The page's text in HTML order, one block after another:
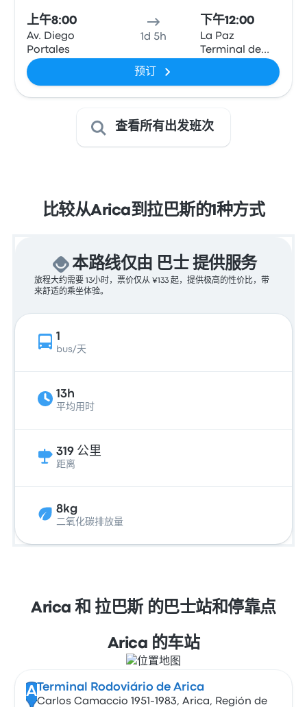
上午8:00
Av. Diego
Portales
1d 5h
下午12:00
La Paz
Terminal de
预订
查看所有出发班次
比较从Arica到拉巴斯的1种方式
本路线仅由 巴士 提供服务
旅程大约需要 13小时，票价仅从 ¥133 起，提供极高的性价比，带
来舒适的乘坐体验。
1
bus/天
13h
平均用时
319 公里
距离
8kg
二氧化碳排放量
Arica 和 拉巴斯 的巴士站和停靠点
Arica 的车站
A Terminal Rodoviário de Arica
Carlos Camaccio 1951-1983, Arica, Región de